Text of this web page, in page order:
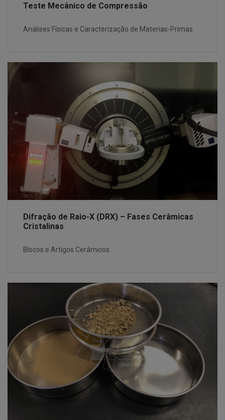
Teste Mecânico de Compressão
Análises Físicas e Caracterização de Materias-Primas
Difração de Raio-X (DRX) – Fases Cerâmicas
Cristalinas
Blocos e Artigos Cerâmicos